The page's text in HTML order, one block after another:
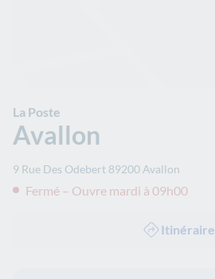
La Poste
Avallon
9 Rue Des Odebert 89200 Avallon
Fermé – Ouvre mardi à 09h00
Itinéraire